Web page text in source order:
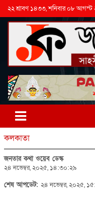
২২ শ্রাবণ ১৪৩৩, শনিবার ০৮ আগস্ট
কলকাতা
জনতার কথা ওয়েব ডেস্ক
২৪ নভেম্বর, ২০২৫, ১৪:৩০:২৯
শেষ আপডেট: ২৪ নভেম্বর, ২০২৫,